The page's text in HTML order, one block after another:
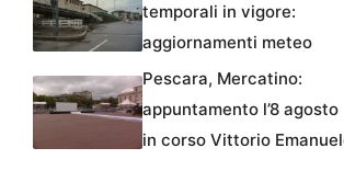
temporali in vigore:
aggiornamenti meteo
Pescara, Mercatino:
appuntamento l’8 agosto
in corso Vittorio